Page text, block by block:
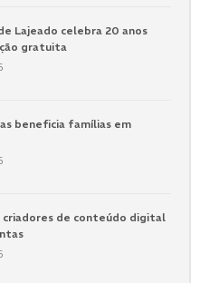
Lajeado celebra 20 anos
gratuita
beneficia famílias em
criadores de conteúdo digital